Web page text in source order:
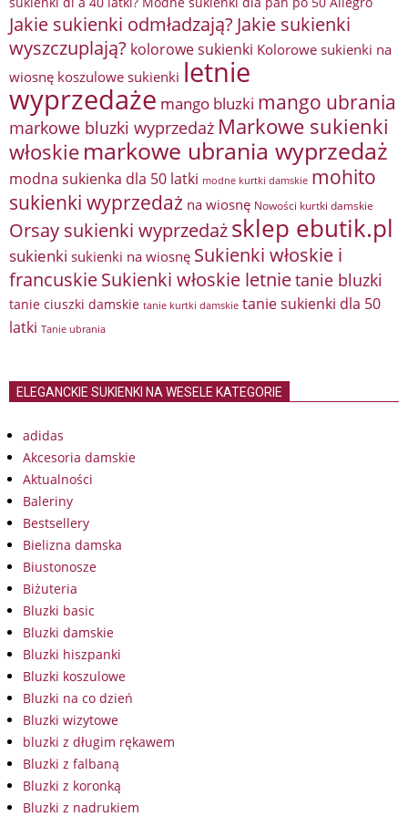
Jakie sukienki odmładzają? Jakie sukienki
wyszczuplają? kolorowe sukienki Kolorowe sukienki na
wiosnę koszulowe sukienki letnie
wyprzedaże mango bluzki mango ubrania
markowe bluzki wyprzedaż Markowe sukienki
włoskie markowe ubrania wyprzedaż
modna sukienka dla 50 latki modne kurtki damskie mohito
sukienki wyprzedaż na wiosnę Nowości kurtki damskie
Orsay sukienki wyprzedażsklep ebutik.pl
sukienki sukienki na wiosnę Sukienki włoskie i
francuskieSukienki włoskie letnietanie bluzki
tanie ciuszki damskie tanie kurtki damskie tanie sukienki dla 50
latki Tanie ubrania
ELEGANCKIE SUKIENKI NA WESELE KATEGORIE
adidas
Akcesoria damskie
Aktualności
Baleriny
Bestsellery
Bielizna damska
Biustonosze
Biżuteria
Bluzki basic
Bluzki damskie
Bluzki hiszpanki
Bluzki koszulowe
Bluzki na co dzień
Bluzki wizytowe
bluzki z długim rękawem
Bluzki z falbaną
Bluzki z koronką
Bluzki z nadrukiem